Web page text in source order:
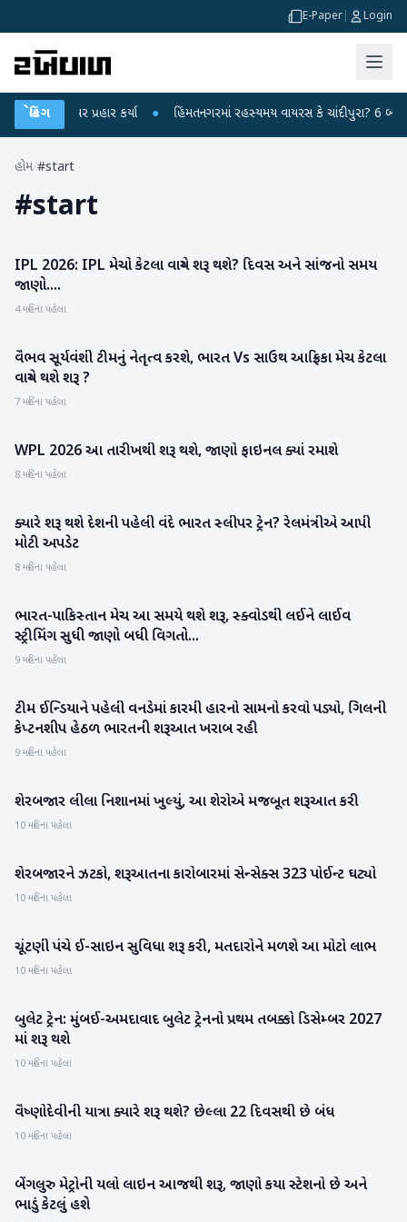
E-Paper Login
બ્રેકિંગ
કેન્દ્ર પર પ્રહાર કર્યા ● હિંમતનગરમાં રહસ્યમય વાયરસ કે ચાંદીપુરા? 6 બાળકોના
હોમ/#start
#start
રમતગમત
IPL 2026: IPL મેચો કેટલા વાગ્યે શરૂ થશે? દિવસ અને સાંજનો સમય
જાણો....
4 મહિના પહેલા
રમતગમત
વૈભવ સૂર્યવંશી ટીમનું નેતૃત્વ કરશે, ભારત Vs સાઉથ આફ્રિકા મેચ કેટલા
વાગ્યે થશે શરૂ ?
7 મહિના પહેલા
રમતગમત
WPL 2026 આ તારીખથી શરૂ થશે, જાણો ફાઇનલ ક્યાં રમાશે
8 મહિના પહેલા
રાષ્ટ્રીય
ક્યારે શરૂ થશે દેશની પહેલી વંદે ભારત સ્લીપર ટ્રેન? રેલમંત્રીએ આપી
મોટી અપડેટ
8 મહિના પહેલા
આંતરરાષ્ટ્રીય
ભારત-પાકિસ્તાન મેચ આ સમયે થશે શરૂ, સ્ક્વોડથી લઈને લાઈવ
સ્ટ્રીમિંગ સુધી જાણો બધી વિગતો...
9 મહિના પહેલા
રમતગમત
ટીમ ઈન્ડિયાને પહેલી વનડેમાં કારમી હારનો સામનો કરવો પડ્યો, ગિલની
કેપ્ટનશીપ હેઠળ ભારતની શરૂઆત ખરાબ રહી
9 મહિના પહેલા
બિઝનેસ
શેરબજાર લીલા નિશાનમાં ખુલ્યું, આ શેરોએ મજબૂત શરૂઆત કરી
10 મહિના પહેલા
બિઝનેસ
શેરબજારને ઝટકો, શરૂઆતના કારોબારમાં સેન્સેક્સ 323 પોઈન્ટ ઘટ્યો
10 મહિના પહેલા
રાષ્ટ્રીય
ચૂંટણી પંચે ઈ-સાઇન સુવિધા શરૂ કરી, મતદારોને મળશે આ મોટો લાભ
10 મહિના પહેલા
રાષ્ટ્રીય
બુલેટ ટ્રેન: મુંબઈ-અમદાવાદ બુલેટ ટ્રેનનો પ્રથમ તબક્કો ડિસેમ્બર 2027
માં શરૂ થશે
10 મહિના પહેલા
રાષ્ટ્રીય
વૈષ્ણોદેવીની યાત્રા ક્યારે શરૂ થશે? છેલ્લા 22 દિવસથી છે બંધ
10 મહિના પહેલા
રાષ્ટ્રીય
બેંગલુરુ મેટ્રોની યલો લાઇન આજથી શરૂ, જાણો કયા સ્ટેશનો છે અને
ભાડું કેટલું હશે